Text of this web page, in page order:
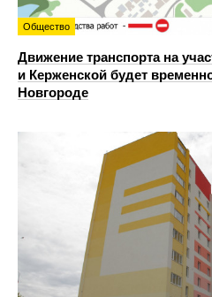
Общество
Движение транспорта на
и Керженской будет
Новгороде